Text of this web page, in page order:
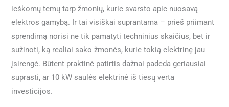
ieškomų temų tarp žmonių, kurie svarsto apie nuosavą
elektros gamybą. Ir tai visiškai suprantama – prieš priimant
sprendimą norisi ne tik pamatyti techninius skaičius, bet ir
sužinoti, ką realiai sako žmonės, kurie tokią elektrinę jau
įsirengė. Būtent praktinė patirtis dažnai padeda geriausiai
suprasti, ar 10 kW saulės elektrinė iš tiesų verta
investicijos.